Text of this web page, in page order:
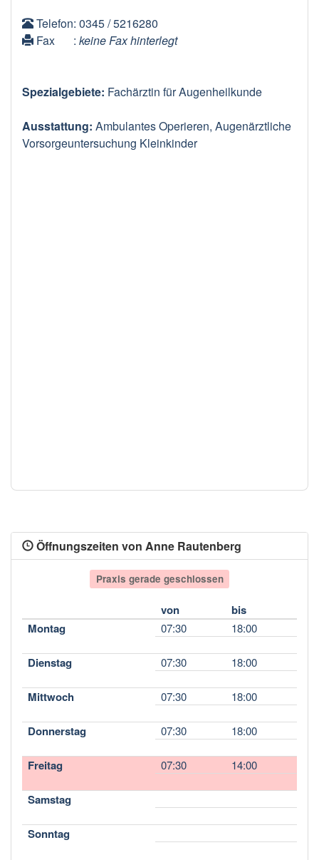
Telefon: 0345 / 5216280
Fax
: keine Fax hinterlegt
Spezialgebiete: Fachärztin für Augenheilkunde
Ausstattung: Ambulantes Operieren, Augenärztliche
Vorsorgeuntersuchung Kleinkinder
Öffnungszeiten von Anne Rautenberg
Praxis gerade geschlossen
von
bis
Montag
07:30 18:00
Dienstag 07:30 18:00
Mittwoch 07:30 18:00
Donnerstag 07:30 18:00
Freitag 07:30 14:00
Samstag
Sonntag